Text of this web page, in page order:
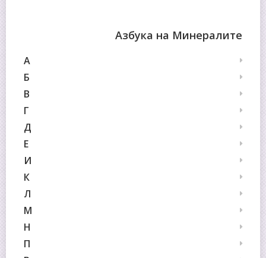
Азбука на Минералите
А
Б
В
Г
Д
Е
И
К
Л
М
Н
П